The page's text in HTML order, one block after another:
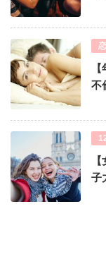
不
子